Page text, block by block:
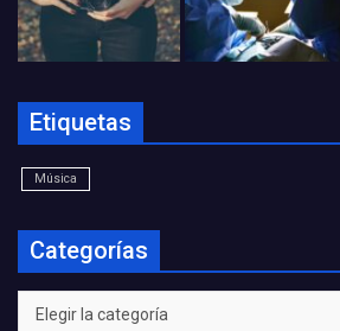
Etiquetas
Música
Categorías
Categorías